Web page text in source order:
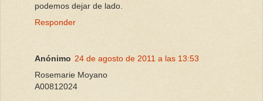
podemos dejar de lado.
Responder
Anónimo 24 de agosto de 2011 a las 13:53
Rosemarie Moyano
A00812024